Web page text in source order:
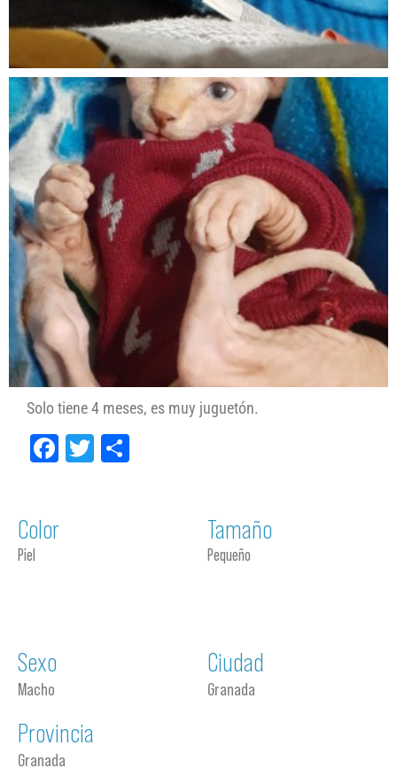
Solo tiene 4 meses, es muy juguetón.
Facebook
Twitter
Color
Piel
Tamaño
Pequeño
Sexo
Macho
Ciudad
Granada
Provincia
Granada